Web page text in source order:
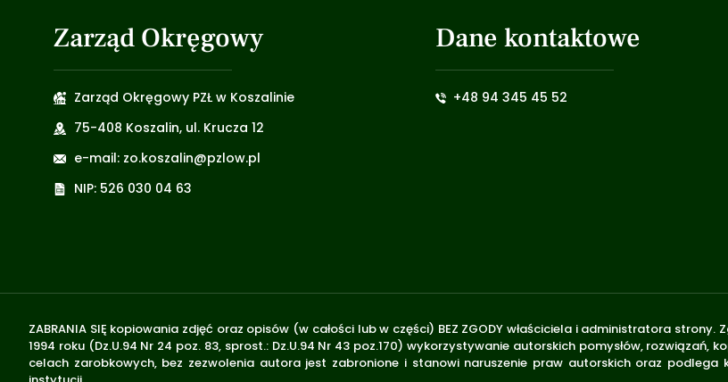
Zarząd Okręgowy
Zarząd Okręgowy PZŁ w Koszalinie
75-408 Koszalin, ul. Krucza 12
e-mail: zo.koszalin@pzlow.pl
NIP: 526 030 04 63
Dane kontaktowe
+48 94 345 45 52
ZABRANIA SIĘ kopiowania zdjęć oraz opisów (w całości lub w części) BEZ ZGODY właściciela i administratora
1994 roku (Dz.U.94 Nr 24 poz. 83, sprost.: Dz.U.94 Nr 43 poz.170) wykorzystywanie autorskich pomysłów,
celach zarobkowych, bez zezwolenia autora jest zabronione i stanowi naruszenie praw autorskich oraz